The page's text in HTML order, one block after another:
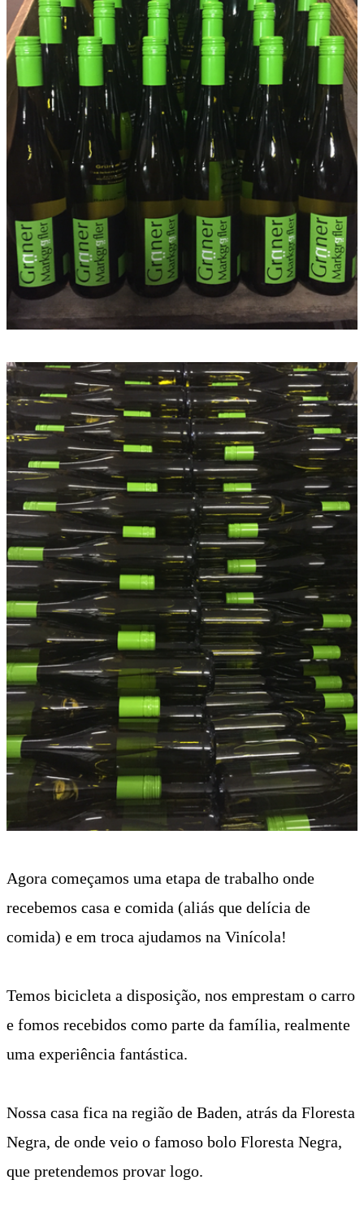
Agora começamos uma etapa de trabalho onde
recebemos casa e comida (aliás que delícia de
comida) e em troca ajudamos na Vinícola!
Temos bicicleta a disposição, nos emprestam o carro
e fomos recebidos como parte da família, realmente
uma experiência fantástica.
Nossa casa fica na região de Baden, atrás da Floresta
Negra, de onde veio o famoso bolo Floresta Negra,
que pretendemos provar logo.